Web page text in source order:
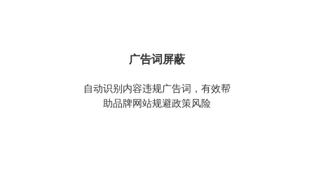
广告词屏蔽
自动识别内容违规广告词，有效帮
助品牌网站规避政策风险